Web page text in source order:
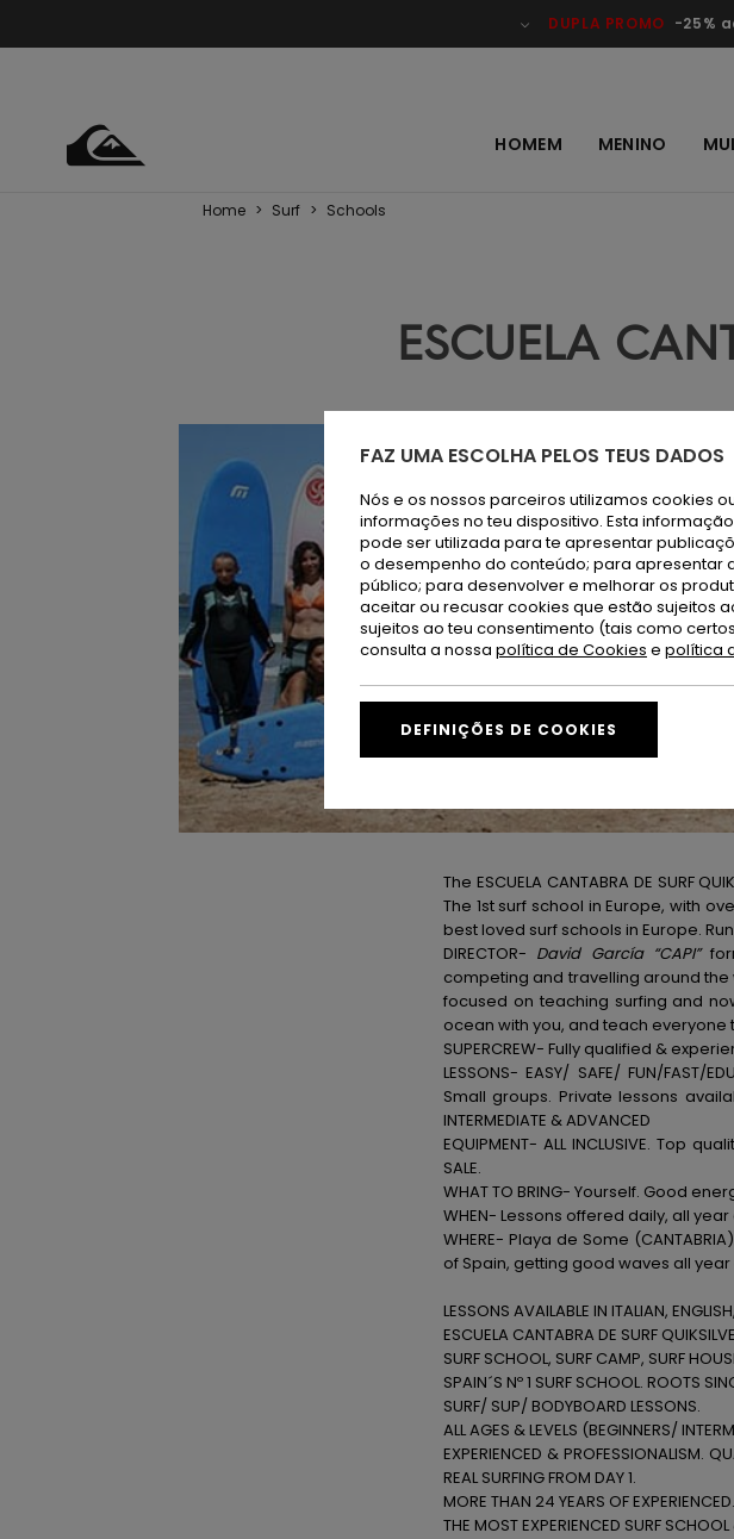
DUPLA PROMO -25%
HOMEM MENINO
Home > Surf > Schools
ESCUELA
The ESCUELA CANTABRA DE SURF
The 1stsurf school in Europe, with
best loved surf schools in Europe.
DIRECTOR- David García “CAPI”
competing and travelling around the
focused on teaching surfing and
ocean with you, and teach
SUPERCREW- Fully qualified &
LESSONS- EASY/ SAFE/ FUN/FAST/
Small groups. Private lessons
INTERMEDIATE & ADVANCED
EQUIPMENT- ALL INCLUSIVE. Top
SALE.
WHAT TO BRING- Yourself. Good
WHEN- Lessons offered daily, all year
WHERE- Playa de Some
of Spain, getting good waves all
LESSONS AVAILABLE IN ITALIAN,
ESCUELA CANTABRA DE SURF
SURF SCHOOL, SURF CAMP, SURF
SPAIN´S Nº 1 SURF SCHOOL. ROOTS
SURF/ SUP/ BODYBOARD LESSONS.
ALL AGES & LEVELS (BEGINNERS/
EXPERIENCED & PROFESSIONALISM.
REAL SURFING FROM DAY 1.
MORE THAN 24 YEARS OF EXPERIENCED.
THE MOST EXPERIENCED SURF
FAZ UMA ESCOLHA PELOS TEUS DADOS
Nós e os nossos parceiros utilizamos cookies
informações no teu dispositivo. Esta
pode ser utilizada para te apresentar
o desempenho do conteúdo; para apresentar
público; para desenvolver e melhorar os
aceitar ou recusar cookies que estão sujeitos
sujeitos ao teu consentimento (tais como
consulta a nossa política de Cookies e política
DEFINIÇÕES DE COOKIES